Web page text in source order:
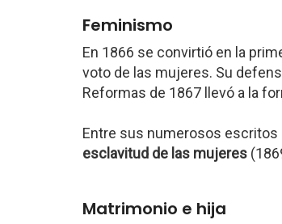
Feminismo
En 1866 se convirtió en la
voto de las mujeres. Su
Reformas de 1867 llevó a la
Entre sus numerosos escritos
esclavitud de las mujeres
Matrimonio e hija